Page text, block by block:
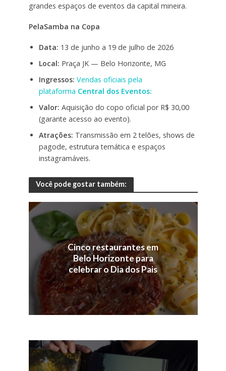
grandes espaços de eventos da capital mineira.
PelaSamba na Copa
Data: 13 de junho a 19 de julho de 2026
Local: Praça JK — Belo Horizonte, MG
Ingressos: Vendas oficiais pela
plataforma Central dos Eventos:
Valor: Aquisição do copo oficial por R$ 30,00
(garante acesso ao evento).
Atrações: Transmissão em 2 telões, shows de
pagode, estrutura temática e espaços
instagramáveis.
Você pode gostar também:
Cinco restaurantes em
Belo Horizonte para
celebrar o Dia dos Pais